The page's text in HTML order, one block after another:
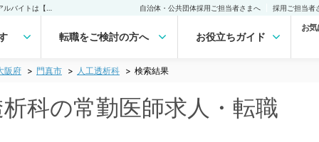
自治体・公共団体採用ご担当者さまへ 採用ご担当者
転職をご検討の方へ お役立ちガイド
お
阪府 門真市 人工透析科 検索結果
科の常勤医師求人・転職